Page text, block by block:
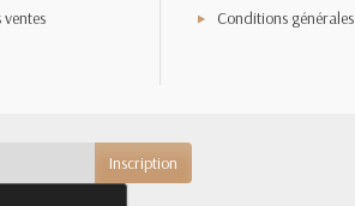
Conditions générales